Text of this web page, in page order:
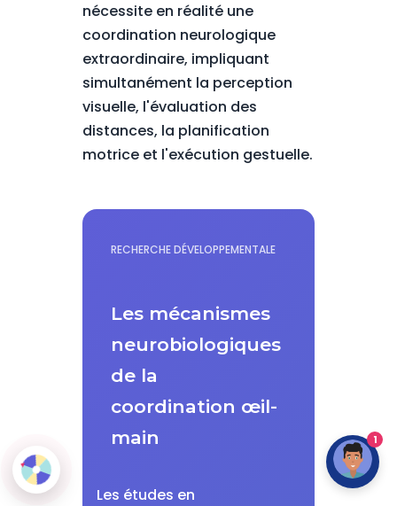
nécessite en réalité une
coordination neurologique
extraordinaire, impliquant
simultanément la perception
visuelle, l'évaluation des
distances, la planification
motrice et l'exécution gestuelle.
RECHERCHE DÉVELOPPEMENTALE
Les mécanismes
neurobiologiques
de la
coordination œil-
main
Les études en
1